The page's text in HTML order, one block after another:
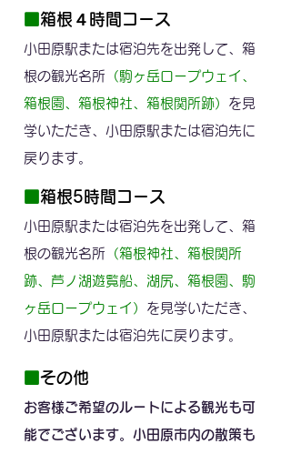
箱根４時間コース
小田原駅または宿泊先を出発して、箱
根の観光名所 （駒ヶ岳ロープウェイ、
箱根園、箱根神社、箱根関所跡） を見
学いただき、小田原駅または宿泊先に
戻ります。
箱根5時間コース
小田原駅または宿泊先を出発して、箱
根の観光名所 （箱根神社、箱根関所
跡、芦ノ湖遊覧船、湖尻、箱根園、駒
ヶ岳ロープウェイ） を見学いただき、
小田原駅または宿泊先に戻ります。
その他
お客様ご希望のルートによる観光も可
能でございます。小田原市内の散策も